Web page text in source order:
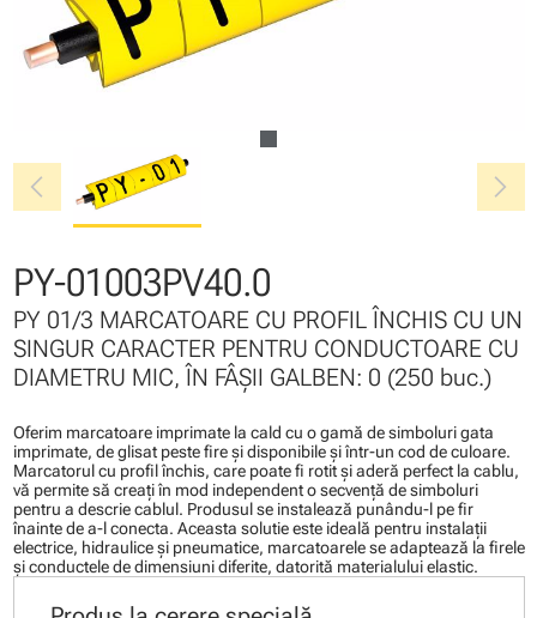
chevron_left chevron_right
PY-01003PV40.0
PY 01/3 MARCATOARE CU PROFIL ÎNCHIS CU UN
SINGUR CARACTER PENTRU CONDUCTOARE CU
DIAMETRU MIC, ÎN FÂŞII GALBEN: 0 (250 buc.)
Oferim marcatoare imprimate la cald cu o gamă de simboluri gata
imprimate, de glisat peste fire şi disponibile şi într-un cod de culoare.
Marcatorul cu profil închis, care poate fi rotit şi aderă perfect la cablu,
vă permite să creaţi în mod independent o secvenţă de simboluri
pentru a descrie cablul. Produsul se instalează punându-l pe fir
înainte de a-l conecta. Aceasta solutie este ideală pentru instalaţii
electrice, hidraulice şi pneumatice, marcatoarele se adaptează la firele
şi conductele de dimensiuni diferite, datorită materialului elastic.